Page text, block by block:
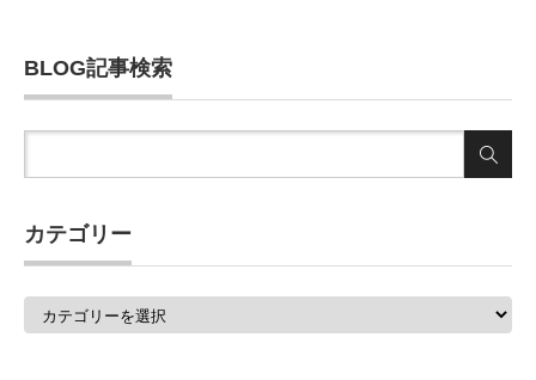
BLOG記事検索
カテゴリー